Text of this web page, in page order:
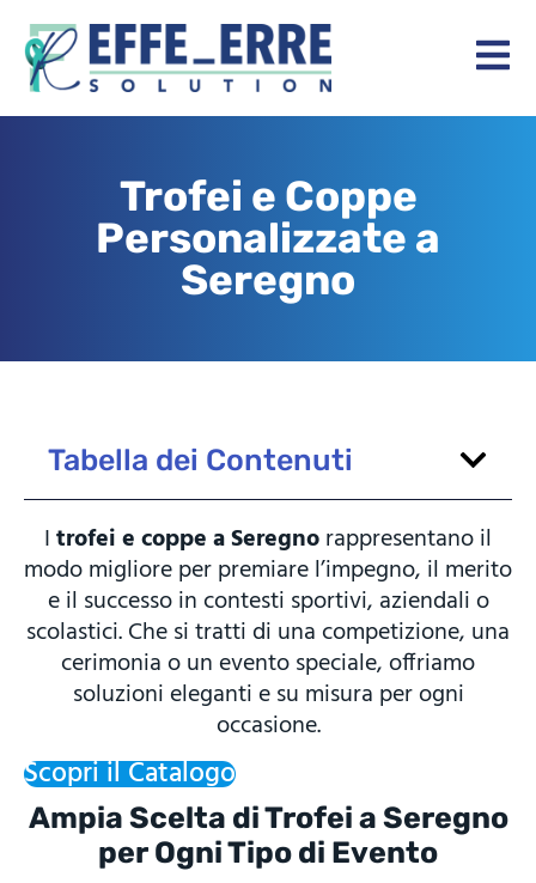
Trofei e Coppe
Personalizzate a
Seregno
Tabella dei Contenuti
Itrofei e coppe a Seregnorappresentano il
modo migliore per premiare l’impegno, il merito
e il successo in contesti sportivi, aziendali o
scolastici. Che si tratti di una competizione, una
cerimonia o un evento speciale, offriamo
soluzioni eleganti e su misura per ogni
occasione.
Scopri il Catalogo
Ampia Scelta di Trofei a Seregno
per Ogni Tipo di Evento